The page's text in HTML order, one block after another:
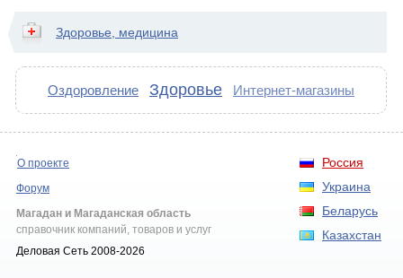
Здоровье, медицина
Оздоровление Здоровье Интернет-магазины
Россия
Украина
Беларусь
Казахстан
О проекте
Форум
Магадан и Магаданская область
справочник компаний, товаров и услуг
Деловая Сеть 2008-2026